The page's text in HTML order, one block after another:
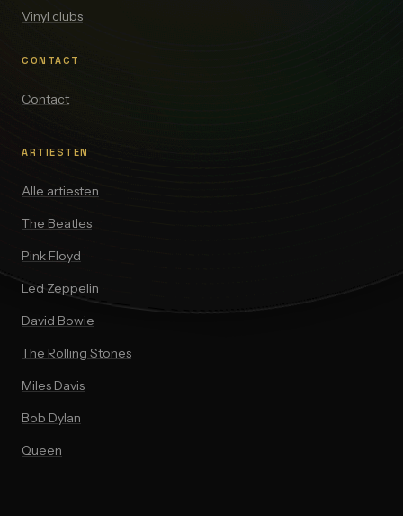
Vinyl clubs
CONTACT
Contact
ARTIESTEN
Alle artiesten
The Beatles
Pink Floyd
Led Zeppelin
David Bowie
The Rolling Stones
Miles Davis
Bob Dylan
Queen